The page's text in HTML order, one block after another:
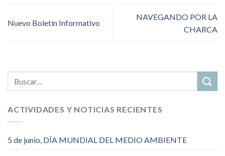
Nuevo Boletín Informativo
NAVEGANDO POR LA
CHARCA
ACTIVIDADES Y NOTICIAS RECIENTES
5 de junio, DÍA MUNDIAL DEL MEDIO AMBIENTE